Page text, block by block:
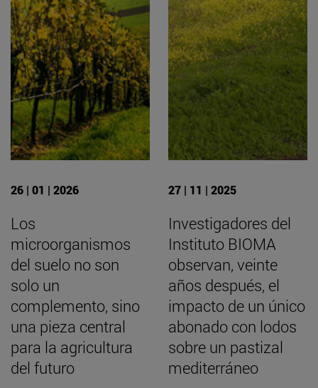
26 | 01 | 2026
Los
microorganismos
del suelo no son
solo un
complemento, sino
una pieza central
para la agricultura
del futuro
27 | 11 | 2025
Investigadores del
Instituto BIOMA
observan, veinte
años después, el
impacto de un único
abonado con lodos
sobre un pastizal
mediterráneo